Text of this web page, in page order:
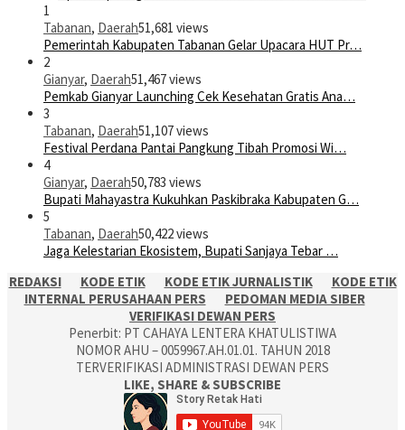
1
Tabanan, Daerah51,681 views
Pemerintah Kabupaten Tabanan Gelar Upacara HUT Pr…
2
Gianyar, Daerah51,467 views
Pemkab Gianyar Launching Cek Kesehatan Gratis Ana…
3
Tabanan, Daerah51,107 views
Festival Perdana Pantai Pangkung Tibah Promosi Wi…
4
Gianyar, Daerah50,783 views
Bupati Mahayastra Kukuhkan Paskibraka Kabupaten G…
5
Tabanan, Daerah50,422 views
Jaga Kelestarian Ekosistem, Bupati Sanjaya Tebar …
REDAKSI
KODE ETIK KODE ETIK JURNALISTIK
KODE ETIK
INTERNAL PERUSAHAAN PERS
PEDOMAN MEDIA SIBER
VERIFIKASI DEWAN PERS
Penerbit: PT CAHAYA LENTERA KHATULISTIWA
NOMOR AHU – 0059967.AH.01.01. TAHUN 2018
TERVERIFIKASI ADMINISTRASI DEWAN PERS
LIKE, SHARE & SUBSCRIBE